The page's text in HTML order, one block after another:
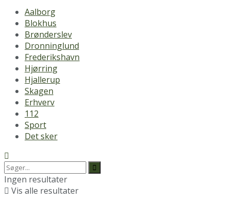
Aalborg
Blokhus
Brønderslev
Dronninglund
Frederikshavn
Hjørring
Hjallerup
Skagen
Erhverv
112
Sport
Det sker
Ingen resultater
Vis alle resultater